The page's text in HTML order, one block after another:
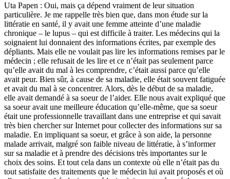
Uta Papen : Oui, mais ça dépend vraiment de leur situation
particulière. Je me rappelle très bien que, dans mon étude sur la
littératie en santé, il y avait une femme atteinte d’une maladie
chronique – le lupus – qui est difficile à traiter. Les médecins qui la
soignaient lui donnaient des informations écrites, par exemple des
dépliants. Mais elle ne voulait pas lire les informations remises par le
médecin ; elle refusait de les lire et ce n’était pas seulement parce
qu’elle avait du mal à les comprendre, c’était aussi parce qu’elle
avait peur. Bien sûr, à cause de sa maladie, elle était souvent fatiguée
et avait du mal à se concentrer. Alors, dès le début de sa maladie,
elle avait demandé à sa soeur de l’aider. Elle nous avait expliqué que
sa soeur avait une meilleure éducation qu’elle-même, que sa soeur
était une professionnelle travaillant dans une entreprise et qui savait
très bien chercher sur Internet pour collecter des informations sur sa
maladie. En impliquant sa soeur, et grâce à son aide, la personne
malade arrivait, malgré son faible niveau de littératie, à s’informer
sur sa maladie et à prendre des décisions très importantes sur le
choix des soins. Et tout cela dans un contexte où elle n’était pas du
tout satisfaite des traitements que le médecin lui avait proposés et où